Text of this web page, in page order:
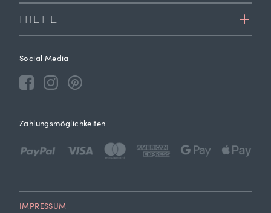
HILFE
Social Media
Zahlungsmöglichkeiten
IMPRESSUM